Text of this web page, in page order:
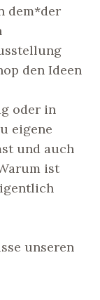
dem*der
den Ideen
oder in
eigene
und auch
ist
unseren